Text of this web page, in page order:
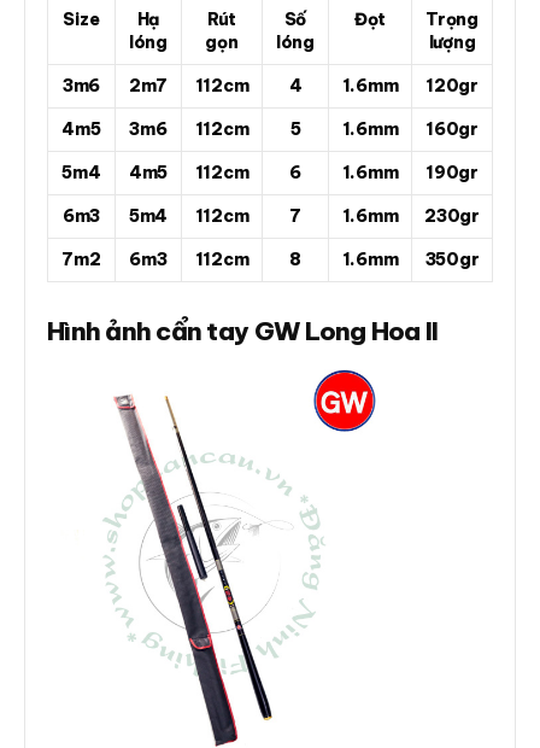
Size
Hạ
lóng
Rút
gọn
Số
lóng
Đọt
Trọng
lượng
3m6
2m7 112cm 4 1.6mm
120gr
4m5
3m6 112cm 5 1.6mm
160gr
5m4
4m5 112cm 6 1.6mm
190gr
6m3
5m4 112cm 7 1.6mm
230gr
7m2
6m3 112cm 8 1.6mm 350gr
Hình ảnh cẩn tay GW Long Hoa II